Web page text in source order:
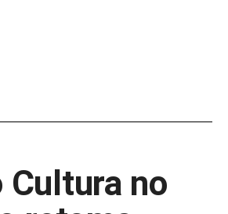
Cultura no